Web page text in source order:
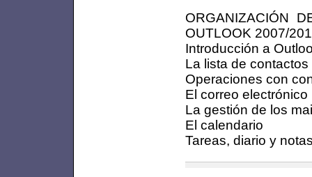
ORGANIZACIÓN
OUTLOOK 2007/
Introducción a
La lista de contactos
Operaciones con
El correo electrónico
La gestión de los
El calendario
Tareas, diario y